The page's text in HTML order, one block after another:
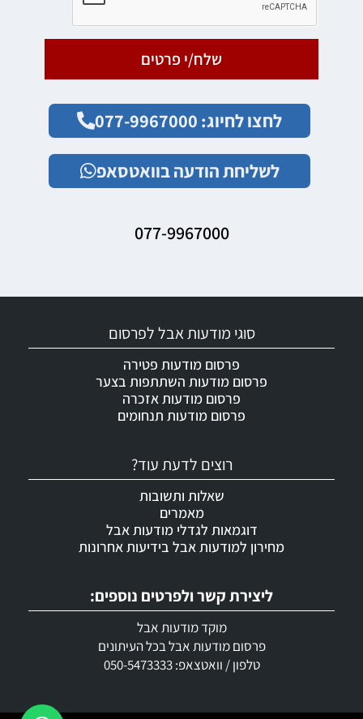
שלח/י פרטים
לחצו לחיוג: 077-9967000
לשליחת הודעה בוואטסאפ
077-9967000
ליצירת קשר ולפרטים נוספים:
מוקד מודעות אבל
פרסום מודעות אבל בכל העיתונים
טלפון / וואטצאפ: 050-5473333
רוצים לדעת עוד?
שאלות ותשובות
מאמרים
דוגמאות לגדלי מודעות אבל
מחירון למודעות אבל בידיעות אחרונות
סוגי מודעות אבל לפרסום
פרסום מודעות פטירה
פרסום מודעות השתתפות בצער
פרסום מודעות אזכרה
פרסום מודעות תנחומים